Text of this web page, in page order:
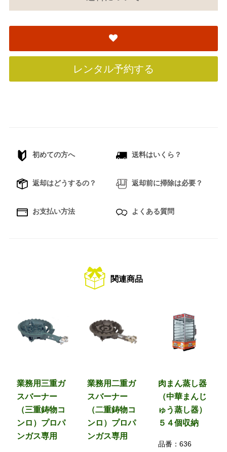
レンタル予約する
初めての方へ 送料はいくら？
返却はどうするの？ 返却前に掃除は必要？
お支払い方法 よくある質問
関連商品
業務用三重ガ
スバーナー
（三重鋳物コ
ンロ）プロパ
ンガス専用
業務用二重ガ
スバーナー
（二重鋳物コ
ンロ）プロパ
ンガス専用
肉まん蒸し器
（中華まんじ
ゅう蒸し器）
５４個収納
品番：636